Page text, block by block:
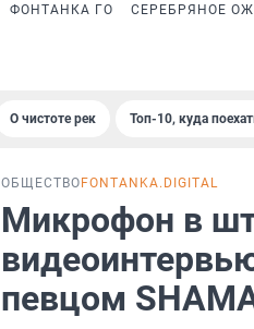
ФОНТАНКА ГО СЕРЕБРЯНОЕ
О чистоте рек Топ-10, куда
ОБЩЕСТВО FONTANKA.DIGITAL
Микрофон в
певцом